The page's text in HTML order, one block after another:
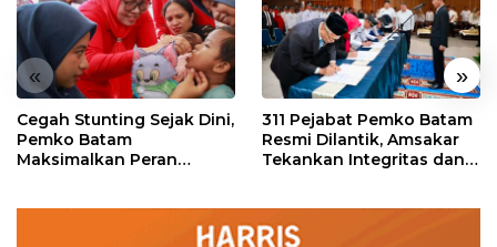
« »
Cegah Stunting Sejak Dini,
Pemko Batam
Maksimalkan Peran
311 Pejabat Pemko Batam
Resmi Dilantik, Amsakar
Tekankan Integritas dan